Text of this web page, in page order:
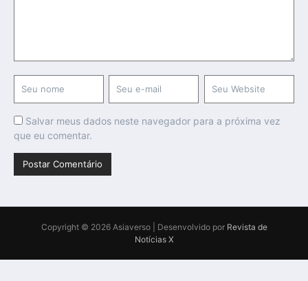
Salvar meus dados neste navegador para a próxima vez
que eu comentar.
Copyright © 2026 Asiaverso | Desenvolvido por Revista de
Notícias X